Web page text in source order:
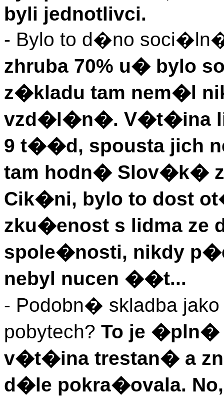
byli jednotlivci.
- Bylo to d�no
zhruba 70% u� bylo
z�kladu tam nem�l
vzd�l�n�. V�t�ina
9 t��d, spousta jich
tam hodn� Slov�k�
Cik�ni, bylo to dost
zku�enost s lidma ze
spole�nosti, nikdy
nebyl nucen ��t...
- Podobn� skladba
pobytech? To je �pln�
v�t�ina trestan� a
d�le pokra�ovala.